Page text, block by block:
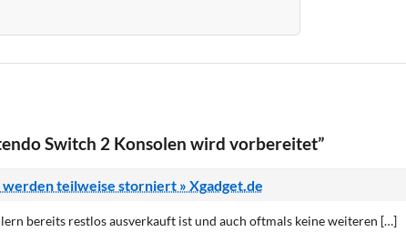
Switch 2 Konsolen wird vorbereitet”
teilweise storniert » Xgadget.de
bereits restlos ausverkauft ist und auch oftmals keine weiteren […]